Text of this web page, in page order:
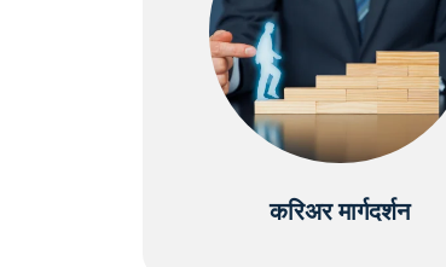
करिअर मार्गदर्शन